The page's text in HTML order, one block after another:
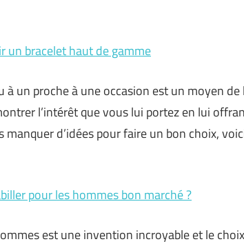
un bracelet haut de gamme
à un proche à une occasion est un moyen
l’intérêt que vous lui portez en lui
manquer d’idées pour faire un bon choix,
pour les hommes bon marché ?
est une invention incroyable et le